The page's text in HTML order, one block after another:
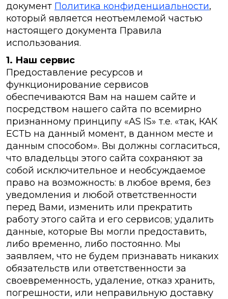
документ Политика конфиденциальности,
который является неотъемлемой частью
настоящего документа Правила
использования.
1. Наш сервис
Предоставление ресурсов и
функционирование сервисов
обеспечиваются Вам на нашем сайте и
посредством нашего сайта по всемирно
признанному принципу «AS IS» т.е. «так, КАК
ЕСТЬ на данный момент, в данном месте и
данным способом». Вы должны согласиться,
что владельцы этого сайта сохраняют за
собой исключительное и необсуждаемое
право на возможность: в любое время, без
уведомления и любой ответственности
перед Вами, изменить или прекратить
работу этого сайта и его сервисов; удалить
данные, которые Вы могли предоставить,
либо временно, либо постоянно. Мы
заявляем, что не будем признавать никаких
обязательств или ответственности за
своевременность, удаление, отказ хранить,
погрешности, или неправильную доставку